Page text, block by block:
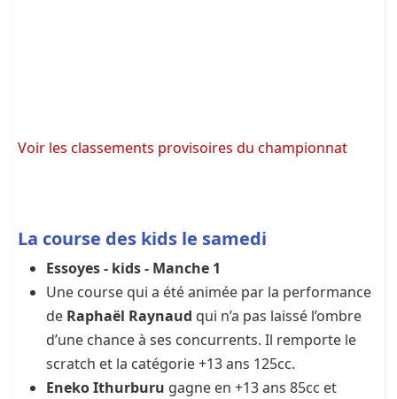
Voir les classements provisoires du championnat
La course des kids le samedi
Essoyes - kids - Manche 1
Une course qui a été animée par la performance
de Raphaël Raynaud qui n’a pas laissé l’ombre
d’une chance à ses concurrents. Il remporte le
scratch et la catégorie +13 ans 125cc.
Eneko Ithurburu gagne en +13 ans 85cc et